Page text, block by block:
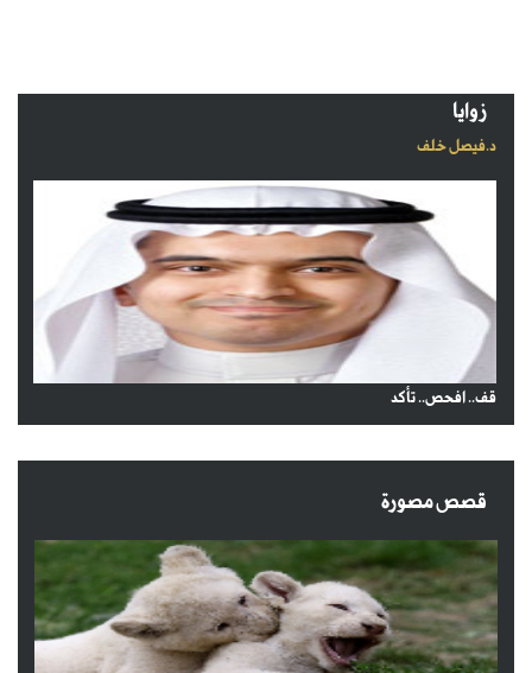
زوايا
د.فيصل خلف
قف.. افحص.. تأكد
قصص مصورة